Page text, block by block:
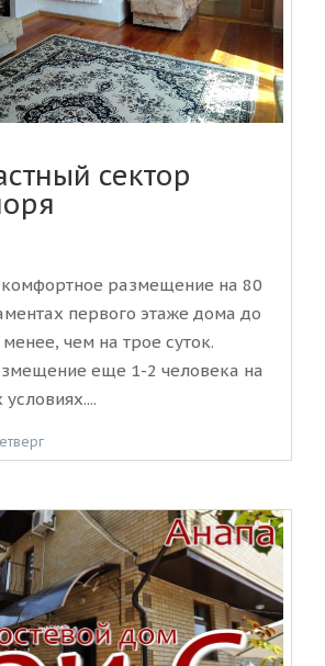
сектор
размещение на 80
первого этаже дома до
чем на трое суток.
еще 1-2 человека на